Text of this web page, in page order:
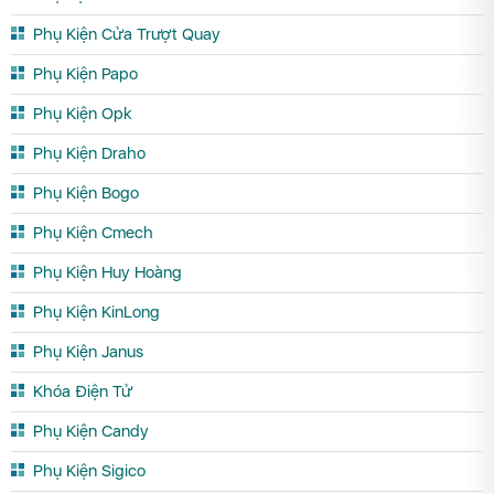
Phụ Kiện Cửa Trượt Quay
Phụ Kiện Papo
Phụ Kiện Opk
Phụ Kiện Draho
Phụ Kiện Bogo
Phụ Kiện Cmech
Phụ Kiện Huy Hoàng
Phụ Kiện KinLong
Phụ Kiện Janus
Khóa Điện Tử
Phụ Kiện Candy
Phụ Kiện Sigico